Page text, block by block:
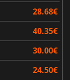
28.68€
40.35€
30.00€
24.50€